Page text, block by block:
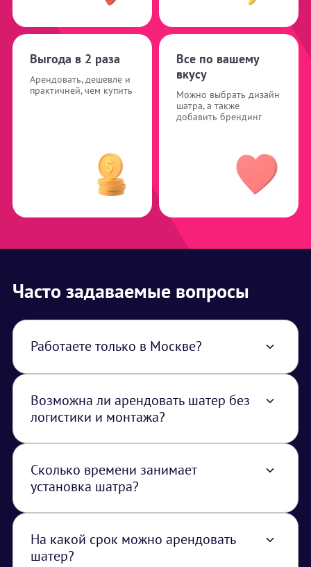
Выгода в 2 раза
Арендовать, дешевле и
практичней, чем купить
Все по вашему
вкусу
Можно выбрать дизайн
шатра, а также
добавить брендинг
Часто задаваемые вопросы
Работаете только в Москве?
стоимость услуги закладывается логистика
из Москвы.
Возможна ли арендовать шатер без
логистики и монтажа?
устанавливаются только нашими
специалистами.
Сколько времени занимает
установка шатра?
шатра, но обычно занимает несколько
часов.
На какой срок можно арендовать
шатер?